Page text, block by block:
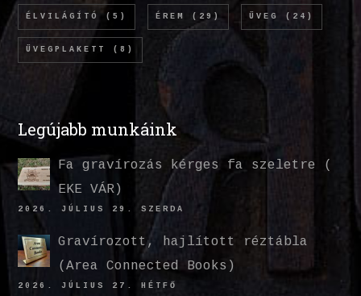
ÉLVILÁGÍTÓ (5) ÉREM (29) ÜVEG (24)
ÜVEGPLAKETT (8)
Legújabb munkáink
Fa gravírozás kérges fa szeletre (
EKE VÁR)
2026. JÚLIUS 29. SZERDA
Gravírozott, hajlított réztábla
(Area Connected Books)
2026. JÚLIUS 27. HÉTFŐ